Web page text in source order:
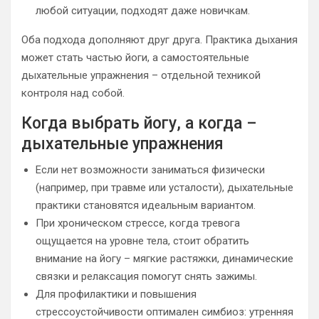
любой ситуации, подходят даже новичкам.
Оба подхода дополняют друг друга. Практика дыхания
может стать частью йоги, а самостоятельные
дыхательные упражнения – отдельной техникой
контроля над собой.
Когда выбрать йогу, а когда –
дыхательные упражнения
Если нет возможности заниматься физически
(например, при травме или усталости), дыхательные
практики становятся идеальным вариантом.
При хроническом стрессе, когда тревога
ощущается на уровне тела, стоит обратить
внимание на йогу – мягкие растяжки, динамические
связки и релаксация помогут снять зажимы.
Для профилактики и повышения
стрессоустойчивости оптимален симбиоз: утренняя